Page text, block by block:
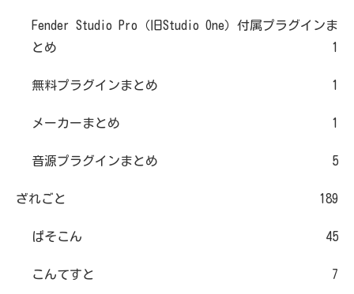
Fender Studio Pro（旧Studio One）付属プラグインま
とめ
1
無料プラグインまとめ 1
メーカーまとめ 1
音源プラグインまとめ 5
ざれごと 189
ぱそこん 45
こんてすと 7